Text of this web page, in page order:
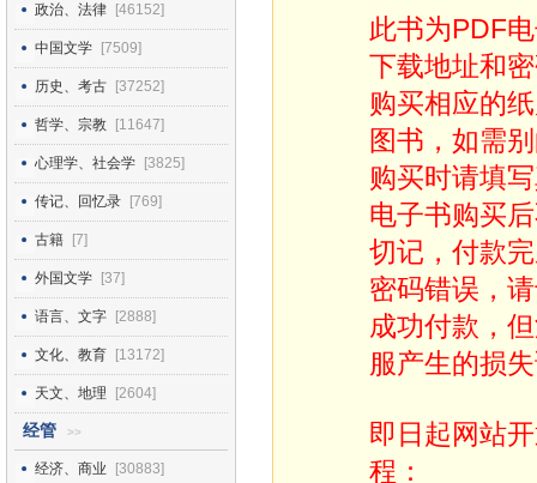
政治、法律 [46152]
中国文学 [7509]
历史、考古 [37252]
哲学、宗教 [11647]
心理学、社会学 [3825]
传记、回忆录 [769]
古籍 [7]
外国文学 [37]
语言、文字 [2888]
文化、教育 [13172]
天文、地理 [2604]
经管 >>
经济、商业 [30883]
此书为PDF
下载地址和
购买相应的
图书，如需
购买时请填
电子书购买
切记，付款
密码错误，
成功付款，
服产生的损
即日起网站
程：